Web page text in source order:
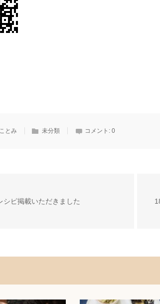
とみ 未分類 コメント: 0
シピ掲載いただきました